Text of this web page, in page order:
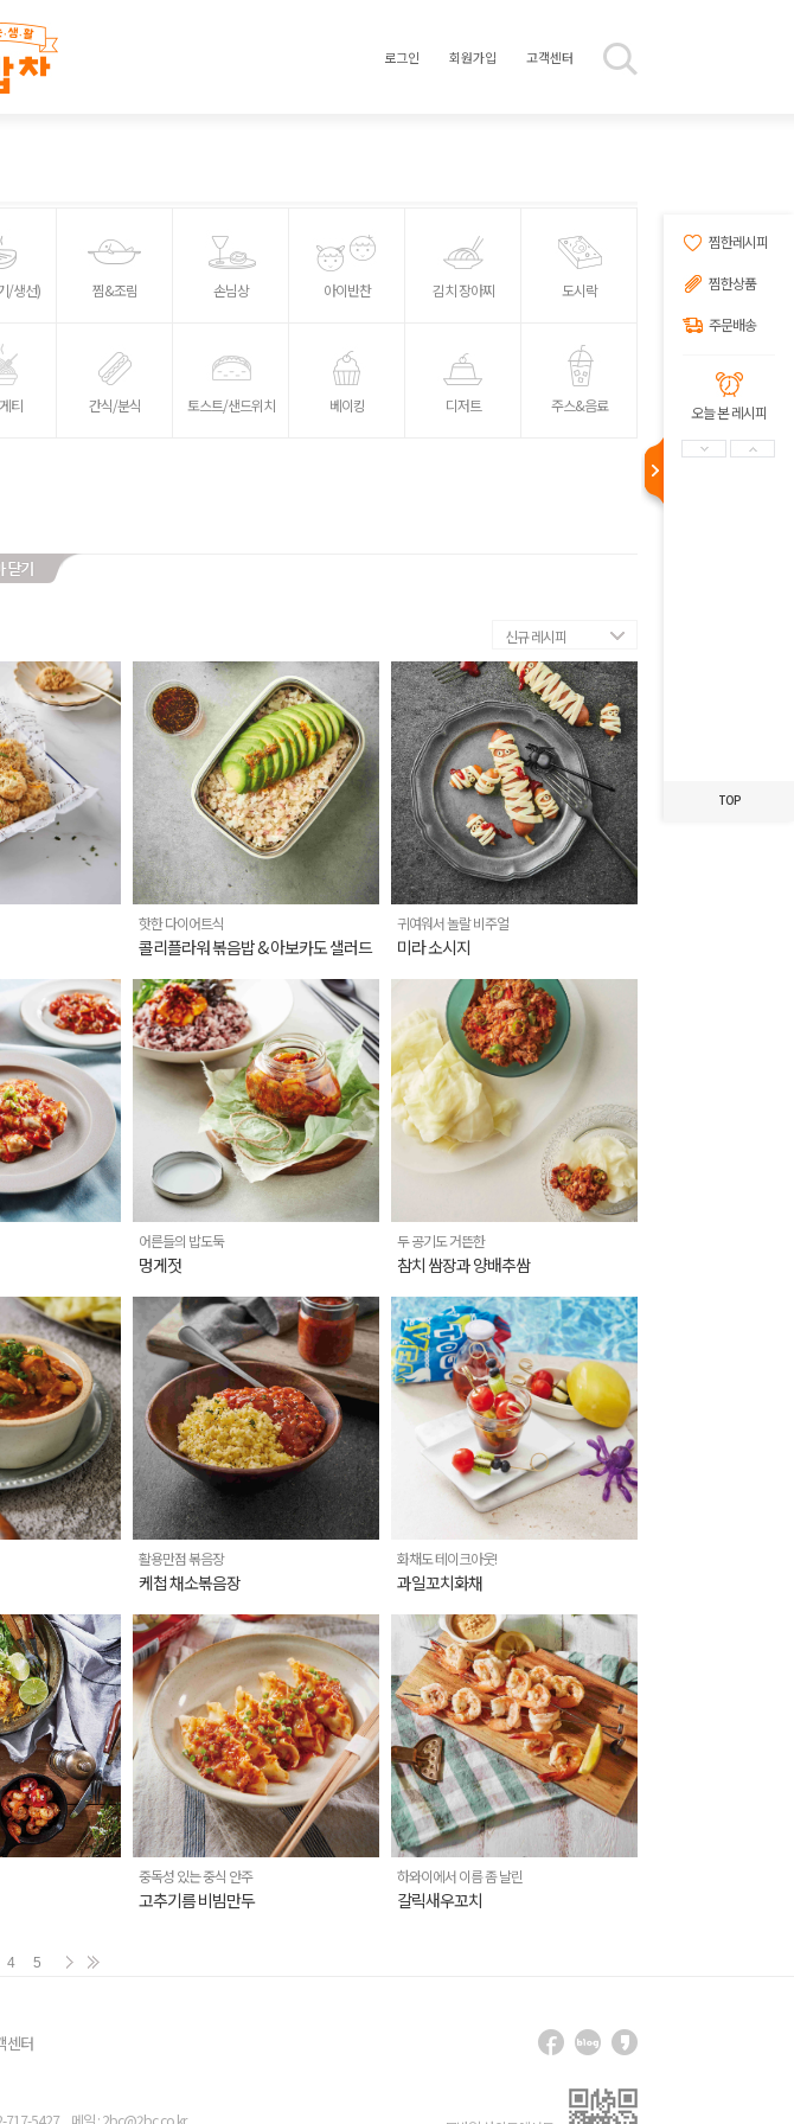
로그인 회원가입 고객센터
찜한레시피
찜한상품
주문배송
오늘 본 레시피
TOP
/생선) 찜&조림 손님상 아이반찬 김치 장아찌 도시락
티 간식/분식 토스트/샌드위치 베이킹 디저트 주스&음료
신규 레시피
핫한 다이어트식
콜리플라워 볶음밥 & 아보카도 샐러드
귀여워서 놀랄 비주얼
미라 소시지
어른들의 밥도둑
멍게젓
두 공기도 거뜬한
참치 쌈장과 양배추쌈
활용만점 볶음장
케첩 채소볶음장
화채도 테이크아웃!
과일꼬치화채
중독성 있는 중식 안주
고추기름 비빔만두
하와이에서 이름 좀 날린
갈릭새우꼬치
4 5
센터
717-5427 메일 : 2bc@2bc.co.kr